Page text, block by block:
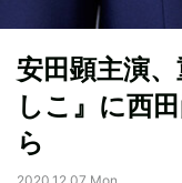
安田顕主演
しこ』に西
ら